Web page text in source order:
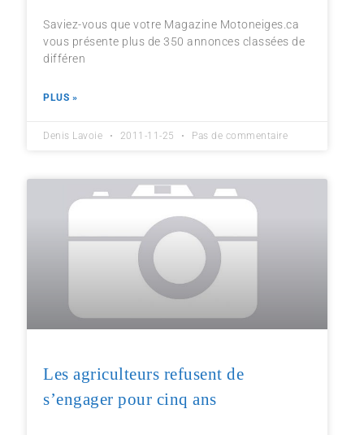
Saviez-vous que votre Magazine Motoneiges.ca
vous présente plus de 350 annonces classées de
différen
PLUS »
Denis Lavoie 2011-11-25 Pas de commentaire
Les agriculteurs refusent de
s’engager pour cinq ans